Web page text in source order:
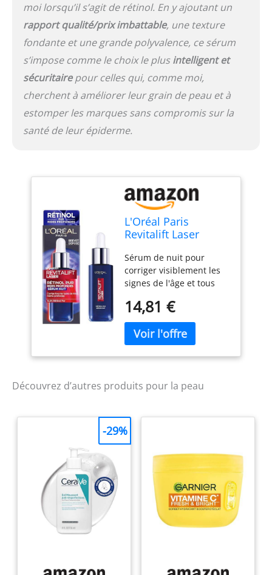
moi lorsqu’il s’agit de rétinol. En y ajoutant un
rapport qualité/prix imbattable, une texture
fondante et une grande polyvalence, ce sérum
s’impose comme le choix le plusintelligent et
sécuritairepour celles qui, comme moi,
cherchent à améliorer leur grain de peau et à
estomper les marques sans compromis sur la
santé de leur épiderme.
L'Oréal Paris
Revitalift Laser
Anti-Rides 30ml
Sérum de nuit pour
corriger visiblement les
signes de l'âge et tous
profondes, Adapté à tous
les types de peaux
Résultats : Peau
immédiatement
réhydratée, souple et
et d'apparence plus
réduites en 4 mois
4 gouttes sur peau
nettoyée et sèche le soir
avant le soin quotidien,
Utiliser un soin SPF 20
min. le lendemain matin,
Espacer les applications
14,81 €
Découvrez d’autres produits pour la peau
-29%